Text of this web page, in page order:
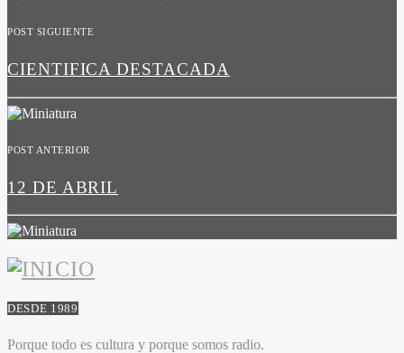
POST SIGUIENTE
CIENTIFICA DESTACADA
POST ANTERIOR
12 DE ABRIL
DESDE 1989
Porque todo es cultura y porque somos radio.